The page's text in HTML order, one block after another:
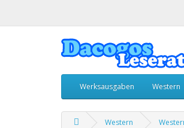
Werksausgaben Western
Western